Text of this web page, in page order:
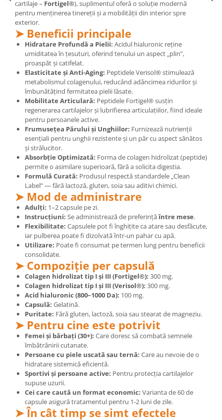
Zinc
Cătină
Chlorella
Colina
Electroliti
Produse Apicole
Cacao
cartilaje – Fortigel®), suplimentul oferă o soluție modernă
pentru menținerea tinereții și a mobilității din interior spre
exterior.
➤ Beneficii principale
Hidratare Profundă a Pielii: Acidul hialuronic reține
umiditatea în țesuturi, oferind tenului un aspect „plin”,
proaspăt și catifelat.
Elasticitate și Anti-Aging: Peptidele Verisol® stimulează
metabolismul colagenului, reducând adâncimea ridurilor și
îmbunătățind fermitatea pielii lăsate.
Mobilitate Articulară: Peptidele Fortigel® susțin
regenerarea cartilajelor și lubrifierea articulațiilor, fiind ideale
pentru persoanele active.
Frumusețea Părului și Unghiilor: Furnizează nutrienții
esențiali pentru unghii rezistente și un păr cu aspect sănătos
și strălucitor.
Absorbție Optimizată: Forma de colagen hidrolizat (peptide)
permite o asimilare superioară, fără a solicita digestia.
Formulă Curată: Produsul respectă standardele „Clean
Label” — fără lactoză, gluten, soia sau aditivi chimici.
➤ Mod de administrare
Adulți: 1–2 capsule pe zi.
Instrucțiuni: Se administrează de preferințăîntre mese.
Flexibilitate: Capsulele pot fi înghițite ca atare sau desfăcute,
iar pulberea poate fi dizolvată într-un pahar cu apă.
Utilizare: Poate fi consumat pe termen lung pentru beneficii
consolidate.
➤ Compoziție per capsulă
Colagen hidrolizat tip I și III (Fortigel®): 300 mg.
Colagen hidrolizat tip I și III (Verisol®): 300 mg.
Acid hialuronic (800–1000 Da): 100 mg.
Capsulă: Gelatină.
Puritate: Fără gluten, lactoză, soia sau stearat de magneziu.
➤ Pentru cine este potrivit
Femei și bărbați (30+): Care doresc să combată semnele
îmbătrânirii cutanate.
Persoane cu piele uscată sau ternă: Care au nevoie de o
hidratare sistemică eficientă.
Sportivi și persoane active: Pentru protecția cartilajelor
supuse uzurii.
Cei care caută un format economic: Varianta de 60 de
capsule asigură tratamentul pentru 1-2 luni de zile.
➤ În cât timp se simt efectele